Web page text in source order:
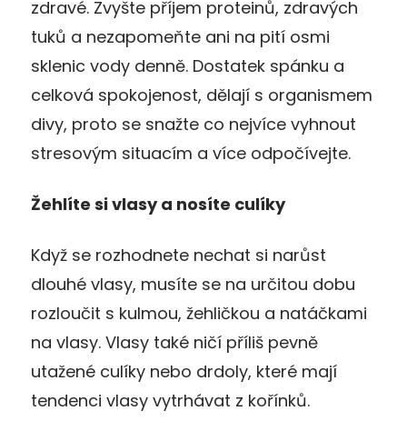
zdravé. Zvyšte příjem proteinů, zdravých
tuků a nezapomeňte ani na pití osmi
sklenic vody denně. Dostatek spánku a
celková spokojenost, dělají s organismem
divy, proto se snažte co nejvíce vyhnout
stresovým situacím a více odpočívejte.
Žehlíte si vlasy a nosíte culíky
Když se rozhodnete nechat si narůst
dlouhé vlasy, musíte se na určitou dobu
rozloučit s kulmou, žehličkou a natáčkami
na vlasy. Vlasy také ničí příliš pevně
utažené culíky nebo drdoly, které mají
tendenci vlasy vytrhávat z kořínků.